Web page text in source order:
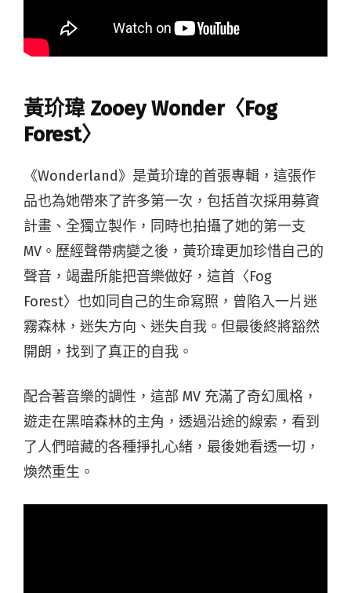
黃玠瑋 Zooey Wonder〈Fog
Forest〉
《Wonderland》是黃玠瑋的首張專輯，這張作
品也為她帶來了許多第一次，包括首次採用募資
計畫、全獨立製作，同時也拍攝了她的第一支
MV。歷經聲帶病變之後，黃玠瑋更加珍惜自己的
聲音，竭盡所能把音樂做好，這首〈Fog
Forest〉也如同自己的生命寫照，曾陷入一片迷
霧森林，迷失方向、迷失自我。但最後終將豁然
開朗，找到了真正的自我。
配合著音樂的調性，這部 MV 充滿了奇幻風格，
遊走在黑暗森林的主角，透過沿途的線索，看到
了人們暗藏的各種掙扎心緒，最後她看透一切，
煥然重生。